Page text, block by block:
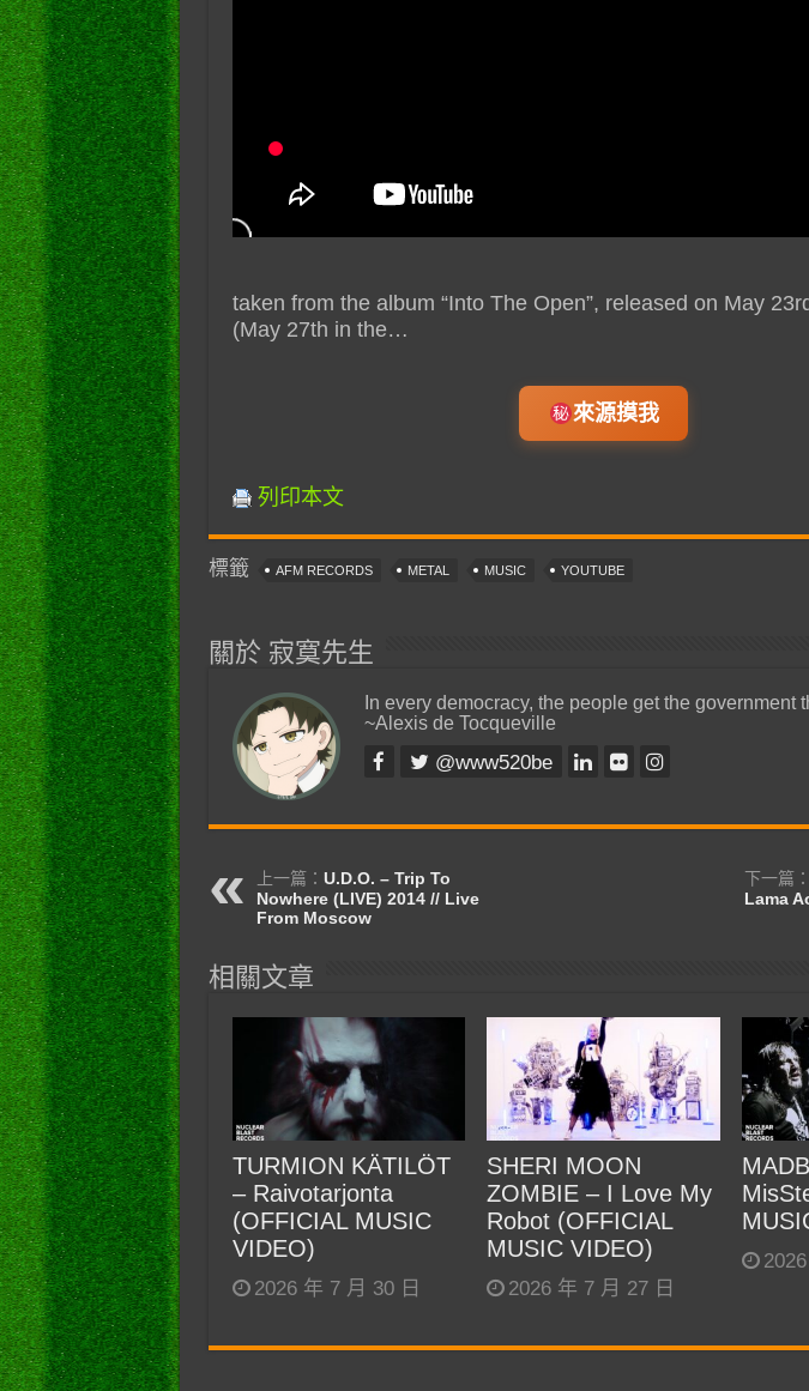
taken from the album “Into The Open”, released on May
(May 27th in the…
來源摸我
列印本文
標籤 AFM RECORDS METAL MUSIC YOUTUBE
關於 寂寞先生
In every democracy, the people get the government
~Alexis de Tocqueville
@www520be
上一篇： U.D.O. – Trip To
Nowhere (LIVE) 2014 // Live
From Moscow
下一篇：
Lama
相關文章
TURMION KÄTILÖT
– Raivotarjonta
(OFFICIAL MUSIC
VIDEO)
2026 年 7 月 30 日
SHERI MOON
ZOMBIE – I Love My
Robot (OFFICIAL
MUSIC VIDEO)
2026 年 7 月 27 日